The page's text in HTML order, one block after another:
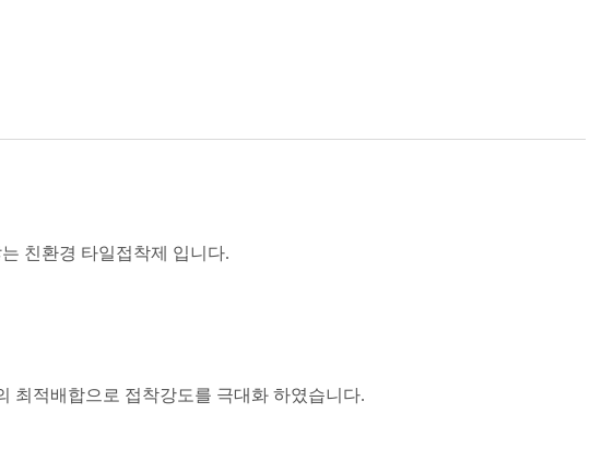
친환경 타일접착제 입니다.
최적배합으로 접착강도를 극대화 하였습니다.